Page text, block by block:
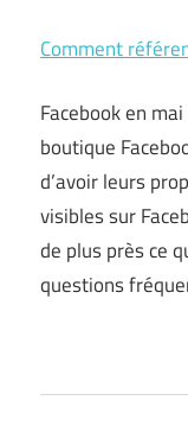
Comment
Facebook en
boutique
d’avoir leurs
visibles sur
de plus près ce
questions